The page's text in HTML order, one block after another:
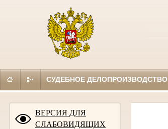
СУДЕБНОЕ ДЕЛОПРОИЗВОДСТВО
ВЕРСИЯ ДЛЯ
СЛАБОВИДЯЩИХ